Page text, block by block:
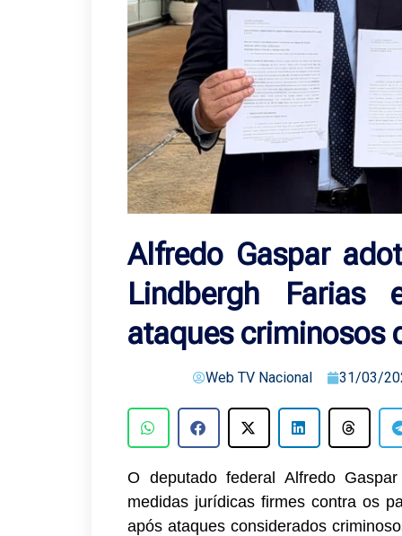
Alfredo Gaspar
Lindbergh Farias
ataques criminosos
Web TV Nacional 31/03/
O deputado federal Alfredo
medidas jurídicas firmes contra os
após ataques considerados